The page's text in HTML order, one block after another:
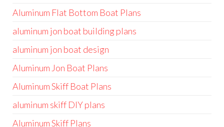
Aluminum Flat Bottom Boat Plans
aluminum jon boat building plans
aluminum jon boat design
Aluminum Jon Boat Plans
Aluminum Skiff Boat Plans
aluminum skiff DIY plans
Aluminum Skiff Plans